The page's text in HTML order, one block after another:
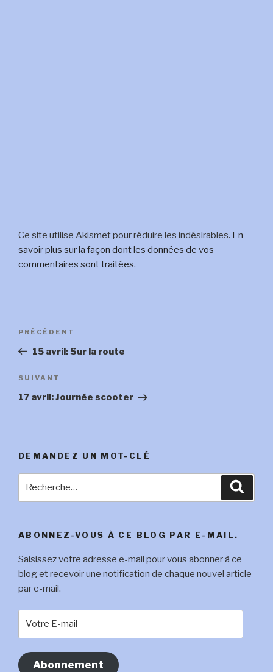
Ce site utilise Akismet pour réduire les indésirables. En
savoir plus sur la façon dont les données de vos
commentaires sont traitées.
Navigation
l’article
Article
précédent
PRÉCÉDENT
15 avril: Sur la route
Article
suivant
SUIVANT
17 avril: Journée scooter
DEMANDEZ UN MOT-CLÉ
ABONNEZ-VOUS À CE BLOG PAR E-MAIL.
Saisissez votre adresse e-mail pour vous abonner à ce
blog et recevoir une notification de chaque nouvel article
par e-mail.
Abonnement